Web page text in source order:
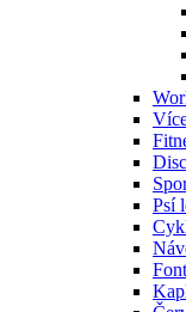
Psí